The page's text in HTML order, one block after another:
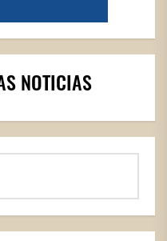
NOTICIAS